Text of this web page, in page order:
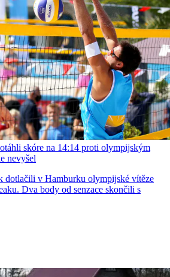
skóre na 14:14 proti olympijským
nevyšel
dotlačili v Hamburku olympijské vítěze
Dva body od senzace skončili s